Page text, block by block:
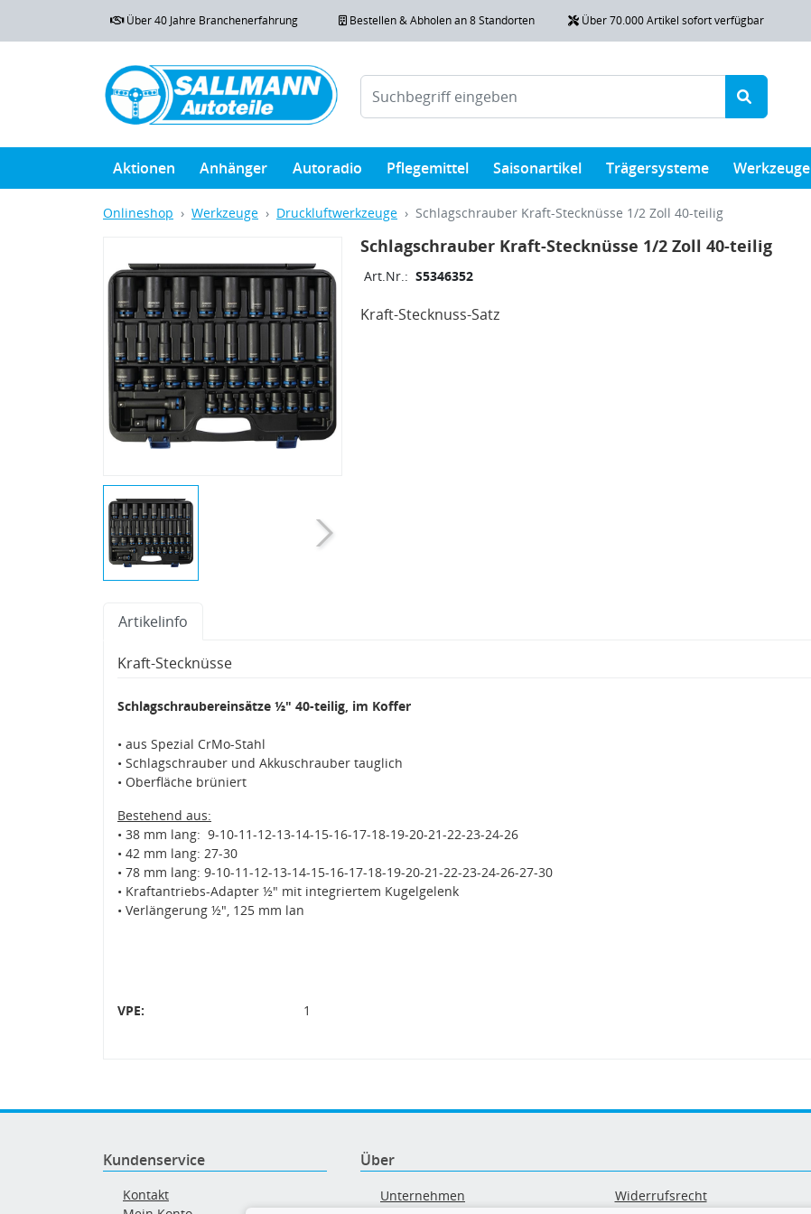
Über 40 Jahre Branchenerfahrung Bestellen & Abholen an 8 Standorten Über 70.000 Artikel sofort verfügbar
Aktionen Anhänger Autoradio Pflegemittel Saisonartikel Trägersysteme Werkzeuge
Onlineshop Werkzeuge Druckluftwerkzeuge Schlagschrauber Kraft-Stecknüsse 1/2 Zoll 40-teilig
Schlagschrauber Kraft-Stecknüsse 1/2 Zoll 40-teilig
Art.Nr.: S5346352
Kraft-Stecknuss-Satz
Artikelinfo
Kraft-Stecknüsse
Schlagschraubereinsätze ½" 40-teilig, im Koffer
• aus Spezial CrMo-Stahl
• Schlagschrauber und Akkuschrauber tauglich
• Oberfläche brüniert
Bestehend aus:
• 38 mm lang: 9-10-11-12-13-14-15-16-17-18-19-20-21-22-23-24-26
• 42 mm lang: 27-30
• 78 mm lang: 9-10-11-12-13-14-15-16-17-18-19-20-21-22-23-24-26-27-30
• Kraftantriebs-Adapter ½" mit integriertem Kugelgelenk
• Verlängerung ½", 125 mm lan
VPE: 1
Kundenservice
Kontakt
Über
Unternehmen
Widerrufsrecht